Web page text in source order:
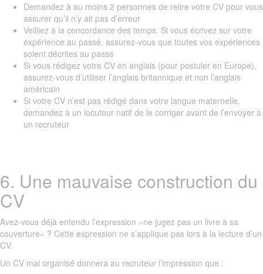
Demandez à au moins 2 personnes de relire votre CV pour vous
assurer qu’il n’y ait pas d’erreur
Veilliez à la concordance des temps. Si vous écrivez sur votre
expérience au passé, assurez-vous que toutes vos expériences
soient décrites au passé
Si vous rédigez votre CV en anglais (pour postuler en Europe),
assurez-vous d’utiliser l’anglais britannique et non l’anglais
américain
Si votre CV n’est pas rédigé dans votre langue maternelle,
demandez à un locuteur natif de le corriger avant de l’envoyer à
un recruteur
6. Une mauvaise construction du
CV
Avez-vous déjà entendu l’expression «ne jugez pas un livre à sa
couverture» ? Cette expression ne s’applique pas lors à la lecture d’un
CV.
Un CV mal organisé donnera au recruteur l’impression que :